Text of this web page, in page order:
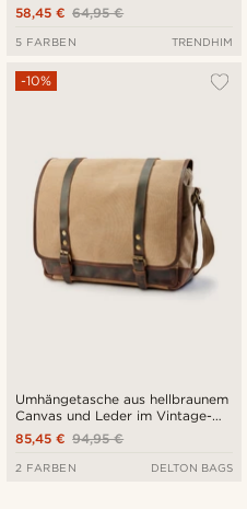
64,95 €
58,45 €
5 FARBEN TRENDHIM
Umhängetasche aus hellbraunem
Canvas und Leder im Vintage-
Stil
-10%
94,95 €
85,45 €
2 FARBEN DELTON BAGS